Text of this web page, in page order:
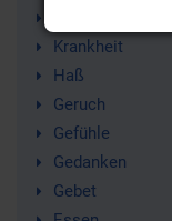
Krankheit
Haß
Geruch
Gefühle
Gedanken
Gebet